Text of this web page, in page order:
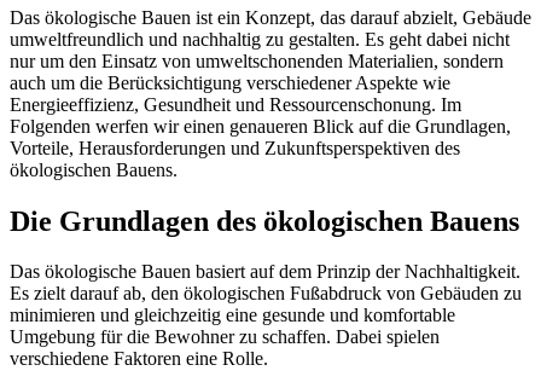
Das ökologische Bauen ist ein Konzept, das darauf abzielt, Gebäude
umweltfreundlich und nachhaltig zu gestalten. Es geht dabei nicht
nur um den Einsatz von umweltschonenden Materialien, sondern
auch um die Berücksichtigung verschiedener Aspekte wie
Energieeffizienz, Gesundheit und Ressourcenschonung. Im
Folgenden werfen wir einen genaueren Blick auf die Grundlagen,
Vorteile, Herausforderungen und Zukunftsperspektiven des
ökologischen Bauens.
Die Grundlagen des ökologischen Bauens
Das ökologische Bauen basiert auf dem Prinzip der Nachhaltigkeit.
Es zielt darauf ab, den ökologischen Fußabdruck von Gebäuden zu
minimieren und gleichzeitig eine gesunde und komfortable
Umgebung für die Bewohner zu schaffen. Dabei spielen
verschiedene Faktoren eine Rolle.